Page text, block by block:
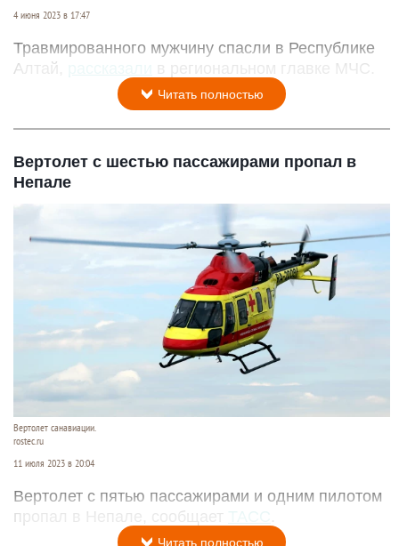
4 июня 2023 в 17:47
Травмированного мужчину спасли в Республике
Алтай,
в региональном главке МЧС.
Читать полностью
Вертолет с шестью пассажирами пропал в
Непале
Вертолет санавиации.
rostec.ru
11 июля 2023 в 20:04
Вертолет с пятью пассажирами и одним пилотом
пропал в Непале, сообщает ТАСС
Читать полностью